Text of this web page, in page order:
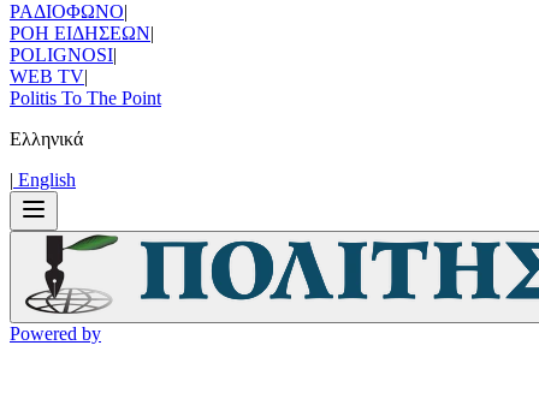
ΡΑΔΙΟΦΩΝΟ|
ΡΟΗ ΕΙΔΗΣΕΩΝ|
POLIGNOSI|
WEB TV|
Politis To The Point
Ελληνικά
| Εnglish
Powered by